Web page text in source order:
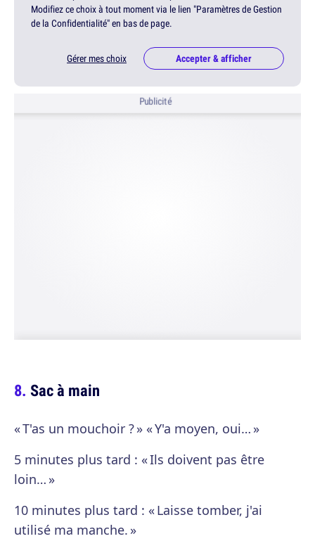
Modifiez ce choix à tout moment via le lien "Paramètres de Gestion
de la Confidentialité" en bas de page.
Gérer mes choix Accepter & afficher
Publicité
Sac à main
« T'as un mouchoir ? » « Y'a moyen, oui… »
5 minutes plus tard : « Ils doivent pas être
loin… »
10 minutes plus tard : « Laisse tomber, j'ai
utilisé ma manche. »